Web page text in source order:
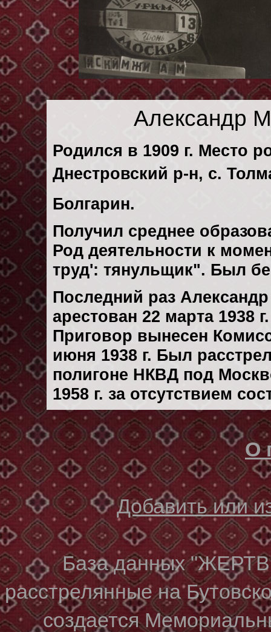
Александр
Родился в 1909 г. Место
Днестровский р-н, с.
Болгарин.
Получил среднее
Род деятельности к
труд': тянульщик". Был
Последний раз
арестован 22 марта 1938 г.
Приговор вынесен
июня 1938 г. Был
полигоне НКВД под
1958 г. за отсутствием
О
Добавить или
База данных
расстрелянные на
создается